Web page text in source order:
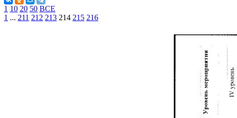
1 10 20 50 ВСЕ
1 ... 211 212 213 214 215 216